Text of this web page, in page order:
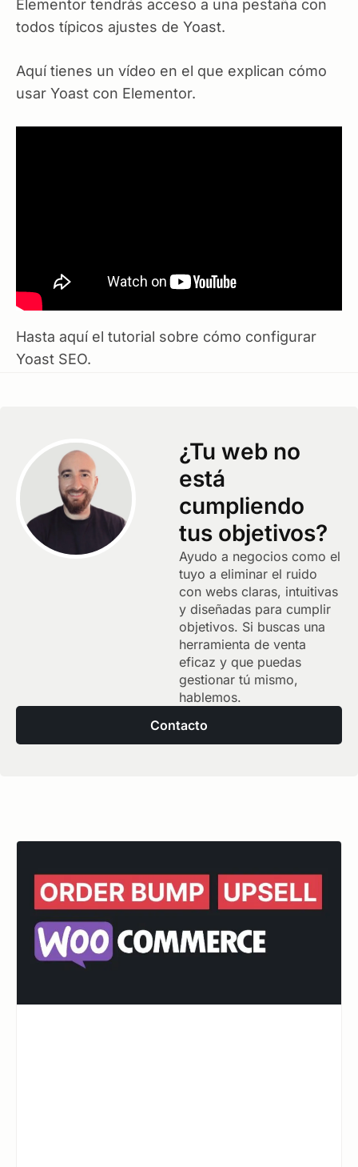
Elementor tendrás acceso a una pestaña con
todos típicos ajustes de Yoast.
Aquí tienes un vídeo en el que explican cómo
usar Yoast con Elementor.
Hasta aquí el tutorial sobre cómo configurar
Yoast SEO.
¿Tu web no
está
cumpliendo
tus objetivos?
Ayudo a negocios como el
tuyo a eliminar el ruido
con webs claras, intuitivas
y diseñadas para cumplir
objetivos. Si buscas una
herramienta de venta
eficaz y que puedas
gestionar tú mismo,
hablemos.
Contacto